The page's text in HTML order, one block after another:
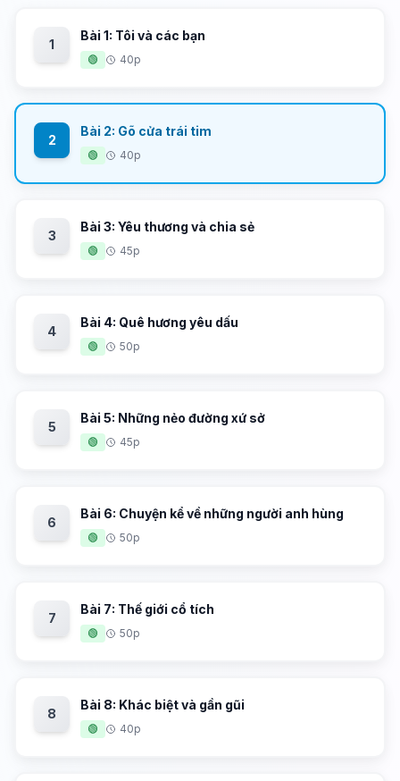
1
Bài 1: Tôi và các bạn
🟢 40p
2
Bài 2: Gõ cửa trái tim
🟢 40p
3
Bài 3: Yêu thương và chia sẻ
🟢 45p
4
Bài 4: Quê hương yêu dấu
🟢 50p
5
Bài 5: Những nẻo đường xứ sở
🟢 45p
6
Bài 6: Chuyện kể về những người anh hùng
🟢 50p
7
Bài 7: Thế giới cổ tích
🟢 50p
8
Bài 8: Khác biệt và gần gũi
🟢 40p